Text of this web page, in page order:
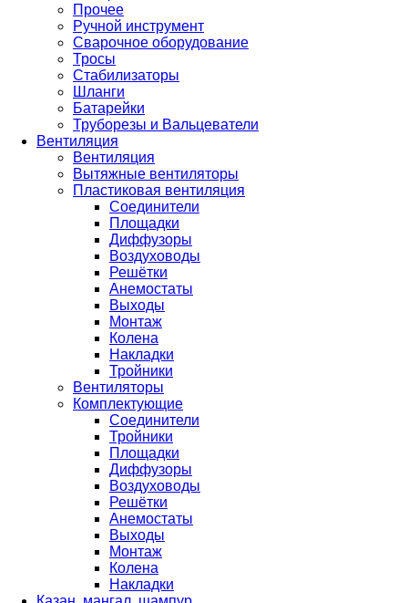
Прочее
Ручной инструмент
Сварочное оборудование
Тросы
Стабилизаторы
Шланги
Батарейки
Труборезы и Вальцеватели
Вентиляция
Вентиляция
Вытяжные вентиляторы
Пластиковая вентиляция
Соединители
Площадки
Диффузоры
Воздуховоды
Решётки
Анемостаты
Выходы
Монтаж
Колена
Накладки
Тройники
Вентиляторы
Комплектующие
Соединители
Тройники
Площадки
Диффузоры
Воздуховоды
Решётки
Анемостаты
Выходы
Монтаж
Колена
Накладки